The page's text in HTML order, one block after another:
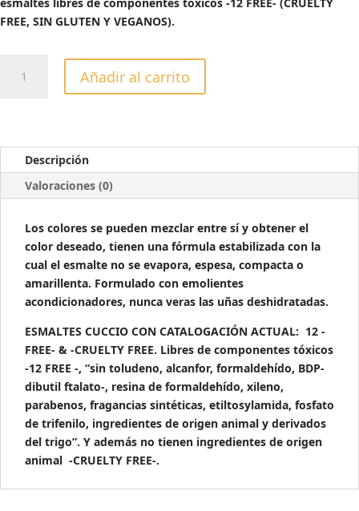
FREE, SIN GLUTEN Y VEGANOS).
CUCCIO
-13ML
cantidad
Añadir al carrito
Descripción
Valoraciones (0)
Los colores se pueden mezclar entre sí y obtener el
color deseado, tienen una fórmula estabilizada con la
cual el esmalte no se evapora, espesa, compacta o
amarillenta. Formulado con emolientes
acondicionadores, nunca veras las uñas deshidratadas.
ESMALTES CUCCIO CON CATALOGACIÓN ACTUAL: 12 -
FREE- & -CRUELTY FREE. Libres de componentes tóxicos
-12 FREE -, “sin toludeno, alcanfor, formaldehído, BDP-
dibutil ftalato-, resina de formaldehído, xileno,
parabenos, fragancias sintéticas, etiltosylamida, fosfato
de trifenilo, ingredientes de origen animal y derivados
del trigo”. Y además no tienen ingredientes de origen
animal -CRUELTY FREE-.